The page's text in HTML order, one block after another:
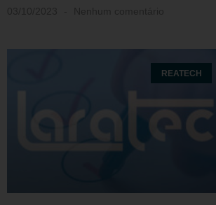
REATECH